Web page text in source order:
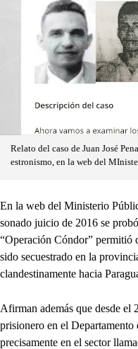
Relato del caso de Juan José
estronismo, en la web del
En la web del Ministerio
sonado juicio de 2016 se
“Operación Cóndor” permitió
sido secuestrado en la
clandestinamente hacia
Afirman además que desde el
prisionero en el
precisamente en el sector